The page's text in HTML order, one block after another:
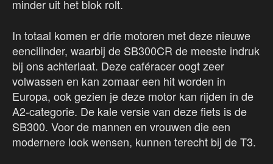
minder uit het blok rolt.
In totaal komen er drie motoren met deze nieuwe
eencilinder, waarbij de SB300CR de meeste indruk
bij ons achterlaat. Deze caféracer oogt zeer
volwassen en kan zomaar een hit worden in
Europa, ook gezien je deze motor kan rijden in de
A2-categorie. De kale versie van deze fiets is de
SB300. Voor de mannen en vrouwen die een
modernere look wensen, kunnen terecht bij de T3.